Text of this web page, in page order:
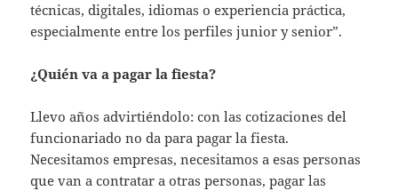
técnicas, digitales, idiomas o experiencia práctica,
especialmente entre los perfiles junior y senior”.
¿Quién va a pagar la fiesta?
Llevo años advirtiéndolo: con las cotizaciones del
funcionariado no da para pagar la fiesta.
Necesitamos empresas, necesitamos a esas personas
que van a contratar a otras personas, pagar las